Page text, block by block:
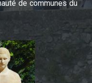
de communes du